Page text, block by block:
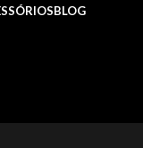
BLOG